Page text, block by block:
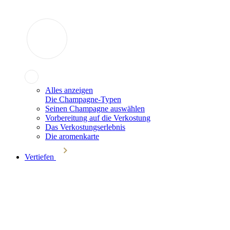
Alles anzeigen
Die Champagne-Typen
Seinen Champagne auswählen
Vorbereitung auf die Verkostung
Das Verkostungserlebnis
Die aromenkarte
Vertiefen